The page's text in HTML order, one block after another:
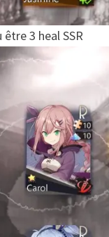
3 heal SSR